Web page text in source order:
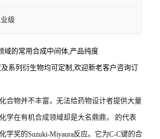
级
域的常用合成中间体,产品纯度
系列衍生物均可定制,欢迎新老客户咨询订
合物并不丰富，无法给药物设计者提供大量
学在有机合成领域却是大名鼎鼎， 的代表
学奖的Suzuki-Miyaura反应。它为C-C键的合